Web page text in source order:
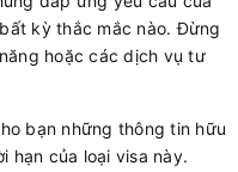
kỳ thắc mắc nào. Đừng
hoặc các dịch vụ tư
bạn những thông tin hữu
hạn của loại visa này.